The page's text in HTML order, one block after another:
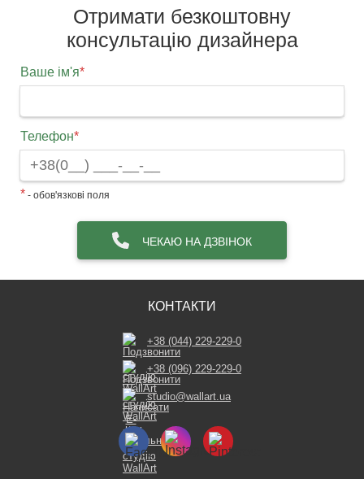
Отримати безкоштовну
консультацію дизайнера
Ваше ім'я*
Телефон*
* - обов'язкові поля
ЧЕКАЮ НА ДЗВІНОК
КОНТАКТИ
+38 (044) 229-229-0
+38 (096) 229-229-0
studio@wallart.ua